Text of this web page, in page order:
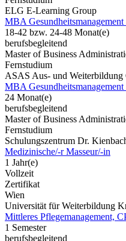
ELG E-Learning Group
MBA
18-42 bzw. 24-48 Monat(e)
berufsbegleitend
Master of Business
Fernstudium
ASAS Aus- und Weiterbildung
MBA
24 Monat(e)
berufsbegleitend
Master of Business
Fernstudium
Schulungszentrum Dr.
Medizinische/-r Masseur/-in
1 Jahr(e)
Vollzeit
Zertifikat
Wien
Universität für Weiterbildung
Mittleres Pflegemanagement,
1 Semester
berufsbegleitend